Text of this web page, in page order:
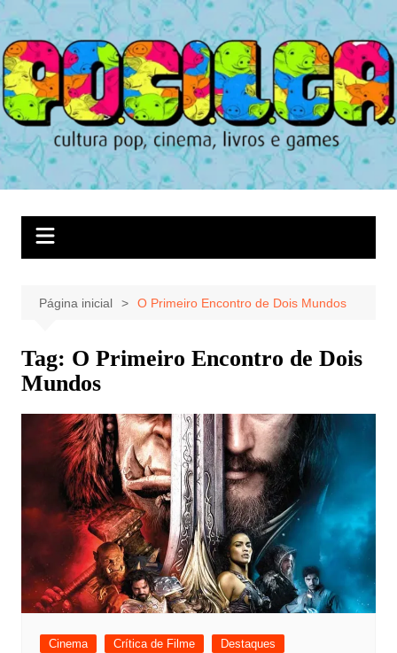
Ir
para
o
conteúdo
Página inicial O Primeiro Encontro de Dois Mundos
Tag: O Primeiro Encontro de Dois
Mundos
Cinema Crítica de Filme
Destaques